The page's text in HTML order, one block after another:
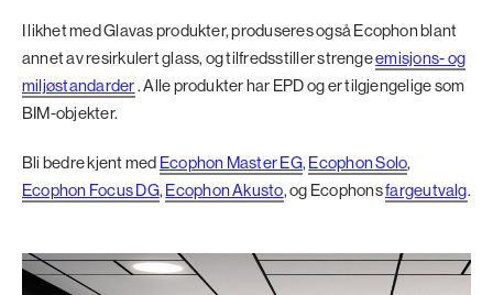
I likhet med Glavas produkter, produseres også Ecophon blant
annet av resirkulert glass, og tilfredsstiller strengeemisjons- og
miljøstandarder. Alle produkter har EPD og er tilgjengelige som
BIM-objekter.
Bli bedre kjent med Ecophon Master EG,Ecophon Solo,
Ecophon Focus DG,Ecophon Akusto, og Ecophonsfargeutvalg.